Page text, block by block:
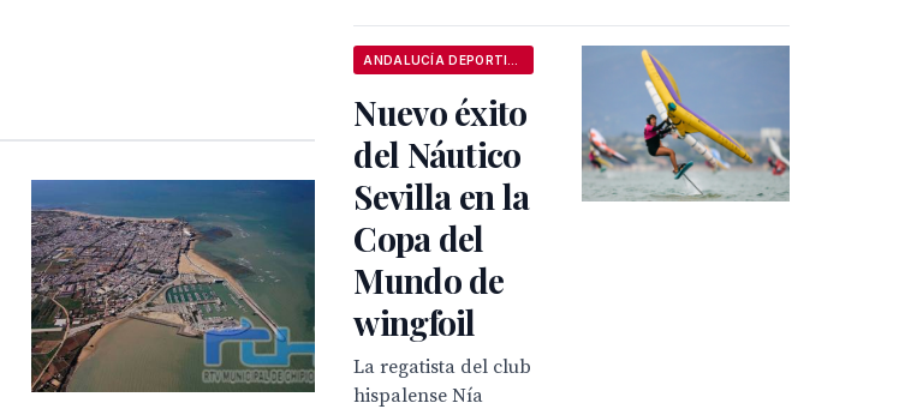
Nuevo éxito
del Náutico
Sevilla en la
Copa del
Mundo de
wingfoil
La regatista del club
hispalense Nía